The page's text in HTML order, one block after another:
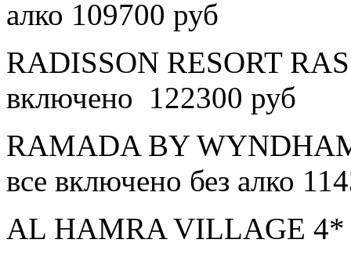
алко 109700 руб
RADISSON RESORT
включено 122300 руб
RAMADA BY
все включено без алко
AL HAMRA VILLAGE 4*